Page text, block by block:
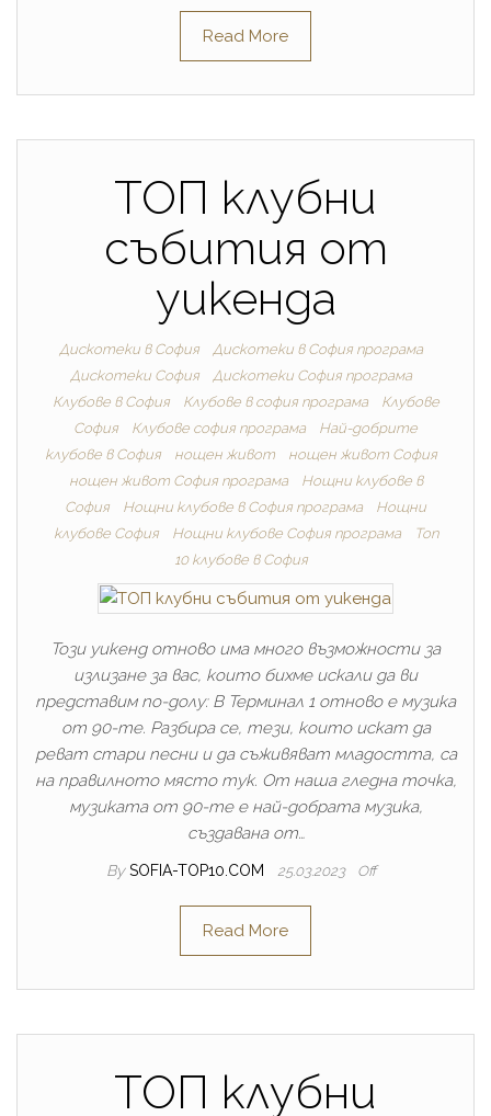
Read More
ТОП клубни
събития от
уикенда
Дискотеки в София
Дискотеки в София програма
Дискотеки София
Дискотеки София програма
Клубове в София
Клубове в софия програма
Клубове
София
Клубове софия програма
Най-добрите
клубове в София
нощен живот
нощен живот София
нощен живот София програма
Нощни клубове в
София
Нощни клубове в София програма
Нощни
клубове София
Нощни клубове София програма
Топ
10 клубове в София
Този уикенд отново има много възможности за
излизане за вас, които бихме искали да ви
представим по-долу: В Терминал 1 отново е музика
от 90-те. Разбира се, тези, които искат да
реват стари песни и да съживяват младостта, са
на правилното място тук. От наша гледна точка,
музиката от 90-те е най-добрата музика,
създавана от…
By SOFIA-TOP10.COM 25.03.2023 Off
Read More
ТОП клубни